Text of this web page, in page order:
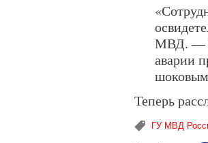
МВД. —
аварии
Теперь
ГУ МВД